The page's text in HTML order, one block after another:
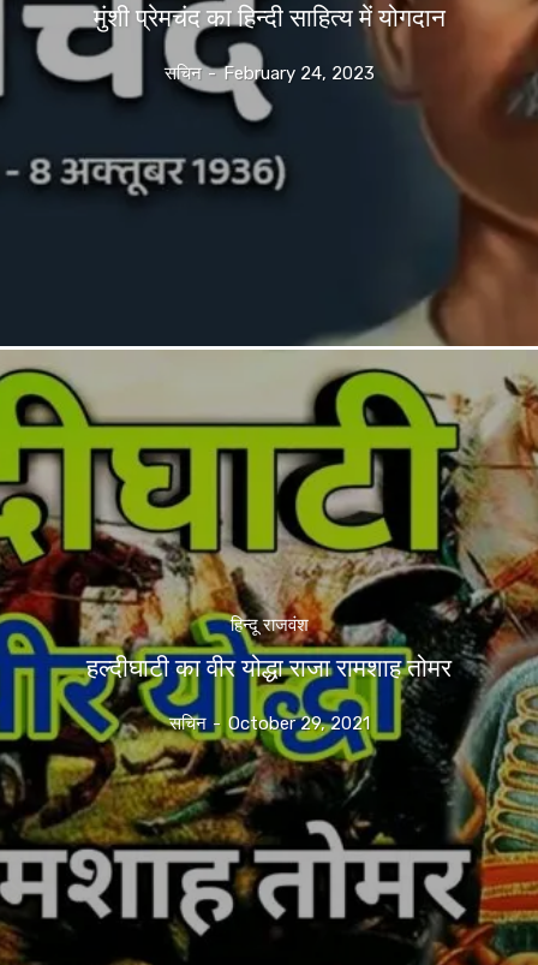
मुंशी प्रेमचंद का हिन्दी साहित्य में योगदान
सचिन - February 24, 2023
हिन्दू राजवंश
हल्दीघाटी का वीर योद्धा राजा रामशाह तोमर
सचिन - October 29, 2021